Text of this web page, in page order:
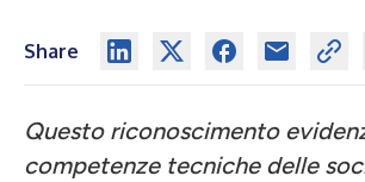
Share
Questo riconoscimento
competenze tecniche delle